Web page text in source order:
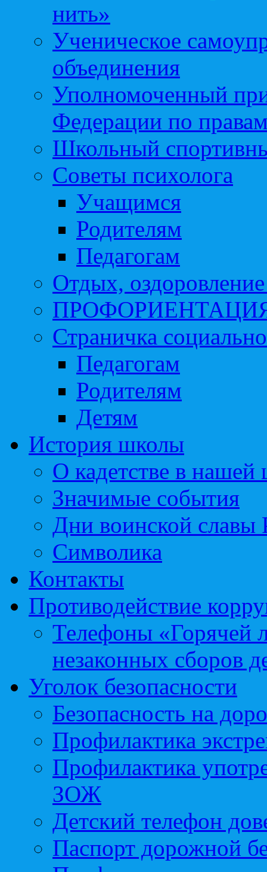
нить»
Ученическое
объединения
Уполномоченный
Федерации по
Школьный
Советы психолога
Учащимся
Родителям
Педагогам
Отдых, оздоровление
Страничка
Педагогам
Родителям
Детям
История школы
О кадетстве в нашей
Значимые события
Дни воинской славы
Символика
Контакты
Противодействие
Телефоны «Горячей
незаконных сборов
Уголок безопасности
Безопасность на
Профилактика
Профилактика
ЗОЖ
Детский телефон
Паспорт дорожной